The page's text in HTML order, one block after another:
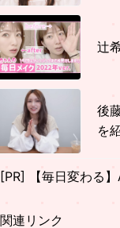
辻
後
を
[PR] 【毎日変わる
関連リンク